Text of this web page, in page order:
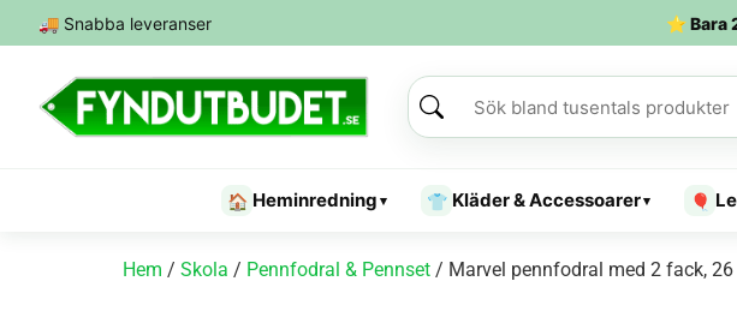
🚚 Snabba leveranser ⭐ Bara
🏠 Heminredning ▾ 👕 Kläder & Accessoarer▾ 🎈
Hem / Skola / Pennfodral & Pennset / Marvel pennfodral med 2 fack, 26